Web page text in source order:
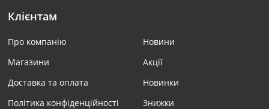
Клієнтам
Про компанію
Магазини
Доставка та оплата
Політика конфіденційності
Новини
Акції
Новинки
Знижки